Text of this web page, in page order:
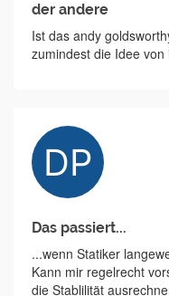
der andere
Ist das andy
zumindest die Idee von
Das passiert...
...wenn Statiker
Kann mir regelrecht
die Stablilität